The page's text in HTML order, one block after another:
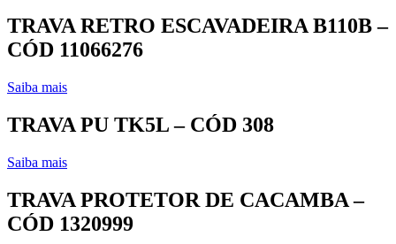
TRAVA RETRO ESCAVADEIRA B110B –
CÓD 11066276
Saiba mais
TRAVA PU TK5L – CÓD 308
Saiba mais
TRAVA PROTETOR DE CACAMBA –
CÓD 1320999